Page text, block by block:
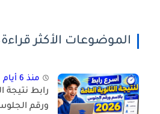
الموضوعات الأكثر قراءة
منذ 6 أيام
رابط نتيجة
ورقم